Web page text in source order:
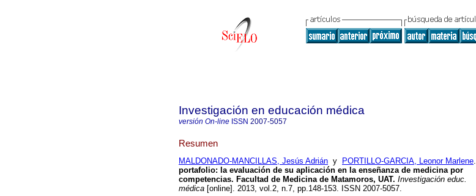
Investigación en educación médica
versión On-line ISSN 2007-5057
Resumen
MALDONADO-MANCILLAS, Jesús Adrián y PORTILLO-GARCIA, Leonor Marlene.
portafolio: la evaluación de su aplicación en la enseñanza de medicina por
competencias. Facultad de Medicina de Matamoros, UAT. Investigación educ.
médica [online]. 2013, vol.2, n.7, pp.148-153. ISSN 2007-5057.